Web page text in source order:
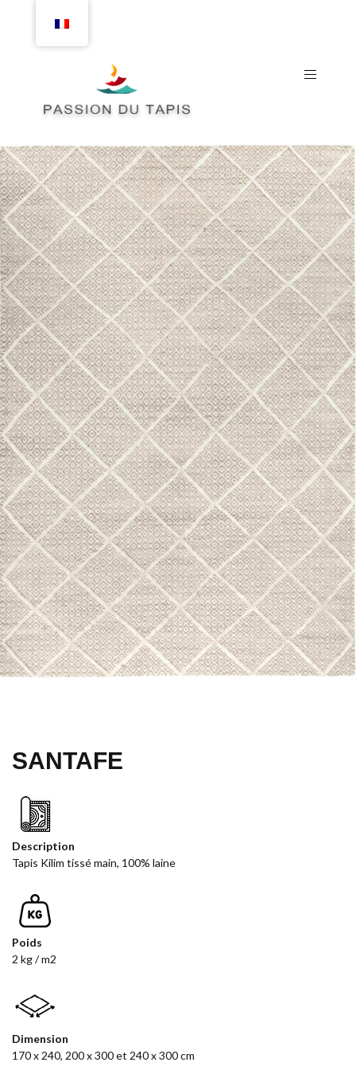
SANTAFE
Description
Tapis Kilim tissé main, 100% laine
Poids
2 kg / m2
Dimension
170 x 240, 200 x 300 et 240 x 300 cm